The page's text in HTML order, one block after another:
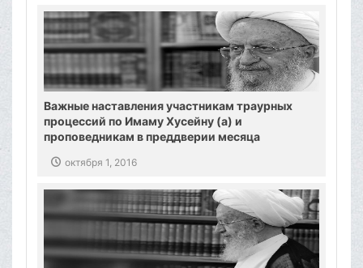
Важные наставления участникам траурных
процессий по Имаму Хусейну (а) и
проповедникам в преддверии месяца
октября 1, 2016